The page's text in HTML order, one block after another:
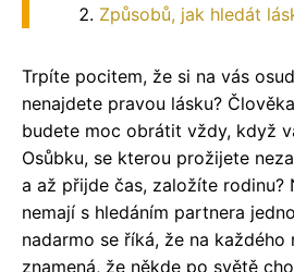
Způsobů, jak hledát
Trpíte pocitem, že si na vás
nenajdete pravou lásku?
budete moc obrátit vždy, když
Osůbku, se kterou prožijete
a až přijde čas, založíte rodinu?
nemají s hledáním partnera
nadarmo se říká, že na každého
znamená, že někde po světě